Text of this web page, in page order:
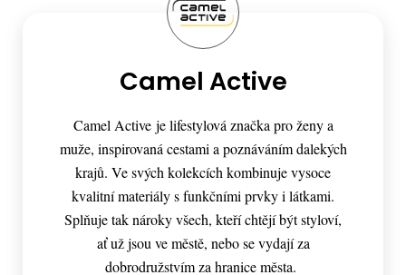
Camel Active
Camel Active je lifestylová značka pro ženy a
muže, inspirovaná cestami a poznáváním dalekých
krajů. Ve svých kolekcích kombinuje vysoce
kvalitní materiály s funkčními prvky i látkami.
Splňuje tak nároky všech, kteří chtějí být styloví,
ať už jsou ve městě, nebo se vydají za
dobrodružstvím za hranice města.